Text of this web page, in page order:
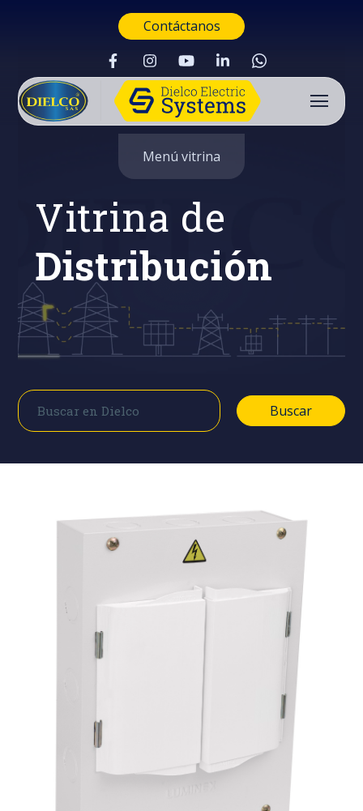
Contáctanos
Buscar
Menú vitrina
Vitrina de
Distribución
Buscar
Buscar